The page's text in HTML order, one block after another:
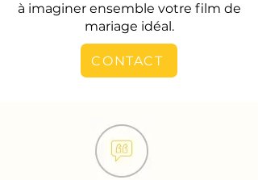
à imaginer ensemble votre film de
mariage idéal.
CONTACT